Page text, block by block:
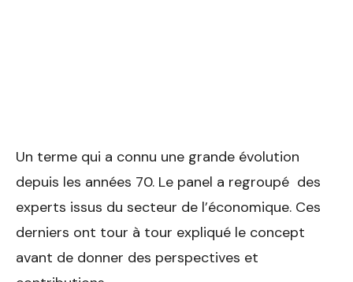
Un terme qui a connu une grande évolution
depuis les années 70. Le panel a regroupé des
experts issus du secteur de l’économique. Ces
derniers ont tour à tour expliqué le concept
avant de donner des perspectives et